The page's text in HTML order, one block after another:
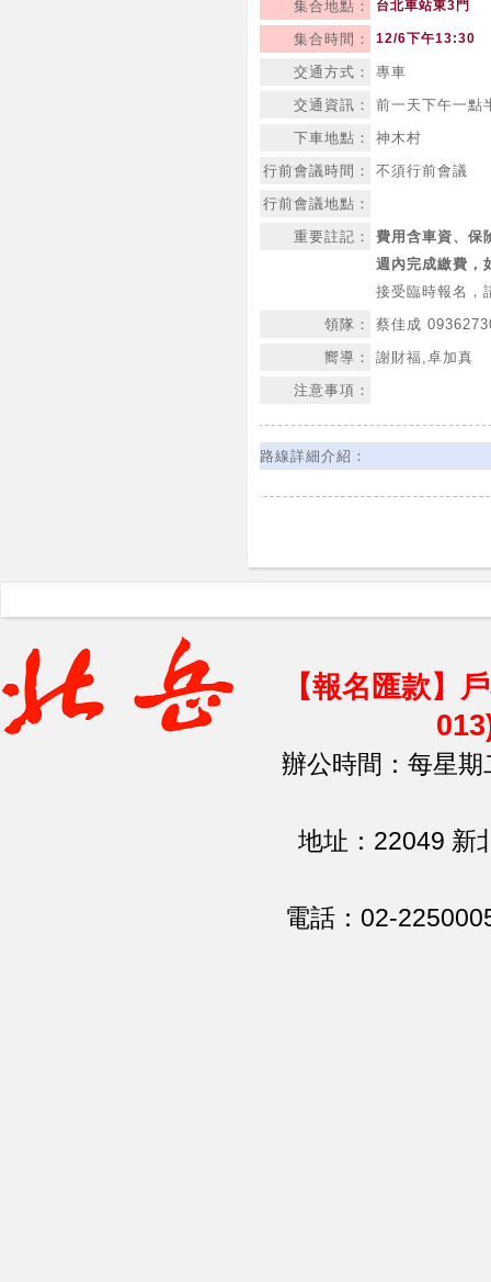
集合地點： 台北車站東3門
集合時間： 12/6下午13:30
交通方式：
專車
交通資訊：
前一天下午一點
下車地點：
神木村
行前會議時間：
不須行前會議
行前會議地點：
重要註記：
費用含車資、保
週內完成繳費，
接受臨時報名，
領隊：
蔡佳成
嚮導：
謝財福,卓加真
注意事項：
路線詳細介紹：
【報名匯款】
辦公時間：每星
地址：22049 新
電話：02-